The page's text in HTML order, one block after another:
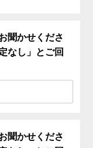
聞かせくださ
なし」とご回
聞かせくださ